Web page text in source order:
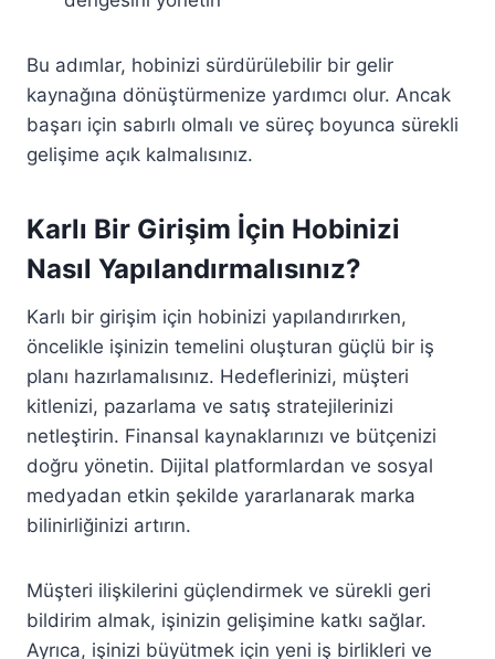
Bu adımlar, hobinizi sürdürülebilir bir gelir
kaynağına dönüştürmenize yardımcı olur. Ancak
başarı için sabırlı olmalı ve süreç boyunca sürekli
gelişime açık kalmalısınız.
Karlı Bir Girişim İçin Hobinizi
Nasıl Yapılandırmalısınız?
Karlı bir girişim için hobinizi yapılandırırken,
öncelikle işinizin temelini oluşturan güçlü bir iş
planı hazırlamalısınız. Hedeflerinizi, müşteri
kitlenizi, pazarlama ve satış stratejilerinizi
netleştirin. Finansal kaynaklarınızı ve bütçenizi
doğru yönetin. Dijital platformlardan ve sosyal
medyadan etkin şekilde yararlanarak marka
bilinirliğinizi artırın.
Müşteri ilişkilerini güçlendirmek ve sürekli geri
bildirim almak, işinizin gelişimine katkı sağlar.
Ayrıca, işinizi büyütmek için yeni iş birlikleri ve